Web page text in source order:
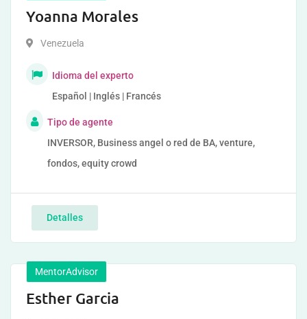
Yoanna Morales
Venezuela
Idioma del experto
Español | Inglés | Francés
Tipo de agente
INVERSOR, Business angel o red de BA, venture,
fondos, equity crowd
Detalles
MentorAdvisor
Esther Garcia